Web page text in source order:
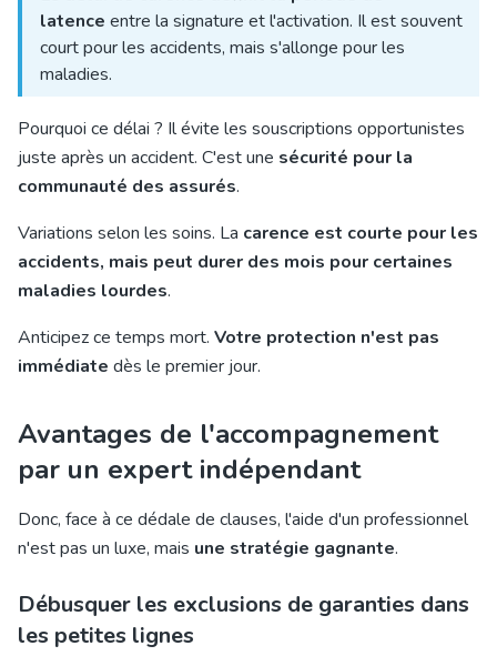
latence entre la signature et l'activation. Il est souvent
court pour les accidents, mais s'allonge pour les
maladies.
Pourquoi ce délai ? Il évite les souscriptions opportunistes
juste après un accident. C'est une sécurité pour la
communauté des assurés.
Variations selon les soins. La carence est courte pour les
accidents, mais peut durer des mois pour certaines
maladies lourdes.
Anticipez ce temps mort. Votre protection n'est pas
immédiate dès le premier jour.
Avantages de l'accompagnement
par un expert indépendant
Donc, face à ce dédale de clauses, l'aide d'un professionnel
n'est pas un luxe, mais une stratégie gagnante.
Débusquer les exclusions de garanties dans
les petites lignes